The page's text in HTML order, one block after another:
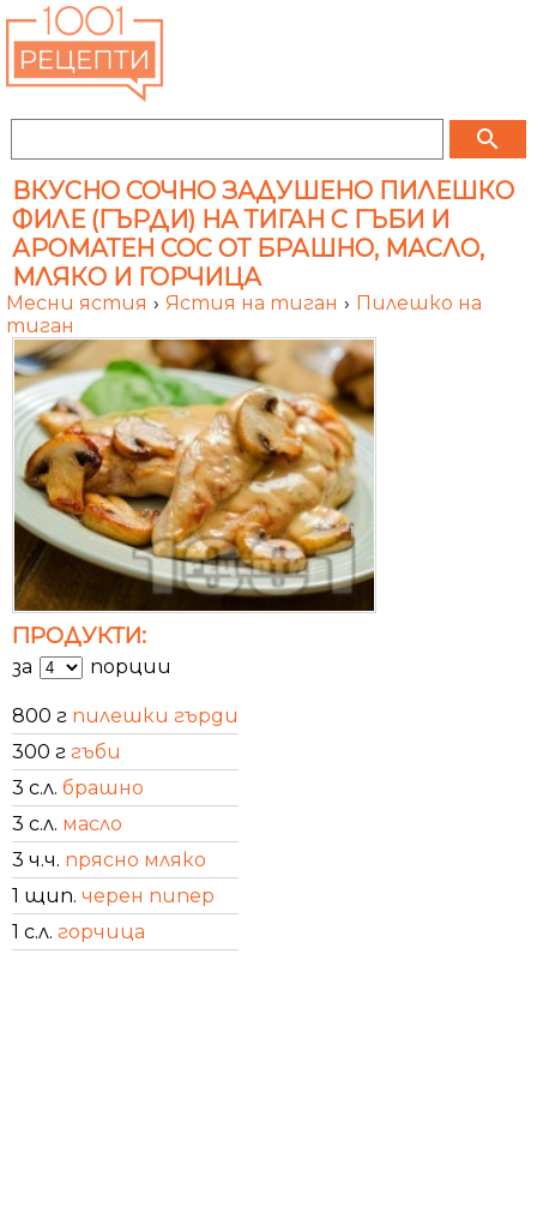
search
ВКУСНО СОЧНО ЗАДУШЕНО ПИЛЕШКО
ФИЛЕ (ГЪРДИ) НА ТИГАН С ГЪБИ И
АРОМАТЕН СОС ОТ БРАШНО, МАСЛО,
МЛЯКО И ГОРЧИЦА
Месни ястия › Ястия на тиган › Пилешко на
тиган
ПРОДУКТИ:
за порции
800 г пилешки гърди
300 г гъби
3 с.л. брашно
3 с.л. масло
3 ч.ч. прясно мляко
1 щип. черен пипер
1 с.л. горчица